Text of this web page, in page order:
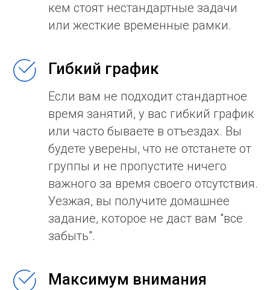
кем стоят нестандартные задачи
или жесткие временные рамки.
Гибкий график
Если вам не подходит стандартное
время занятий, у вас гибкий график
или часто бываете в отъездах. Вы
будете уверены, что не отстанете от
группы и не пропустите ничего
важного за время своего отсутствия.
Уезжая, вы получите домашнее
задание, которое не даст вам "все
забыть".
Максимум внимания